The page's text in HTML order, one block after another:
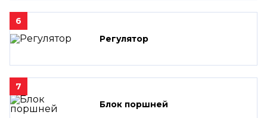
6
Регулятор
7
Блок поршней